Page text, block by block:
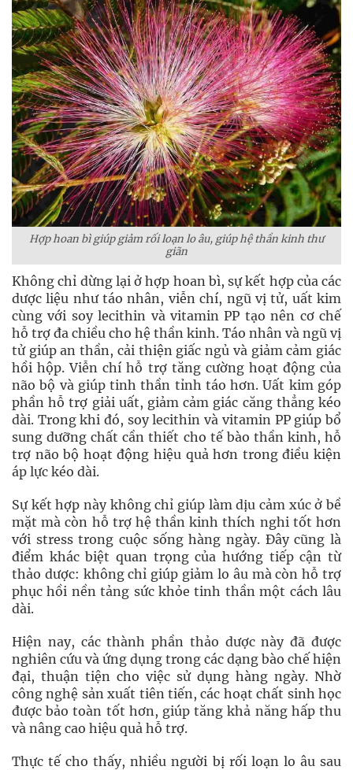
Hợp hoan bì giúp giảm rối loạn lo âu, giúp hệ thần kinh thư
giãn
Không chỉ dừng lại ở hợp hoan bì, sự kết hợp của các
dược liệu như táo nhân, viễn chí, ngũ vị tử, uất kim
cùng với soy lecithin và vitamin PP tạo nên cơ chế
hỗ trợ đa chiều cho hệ thần kinh. Táo nhân và ngũ vị
tử giúp an thần, cải thiện giấc ngủ và giảm cảm giác
hồi hộp. Viễn chí hỗ trợ tăng cường hoạt động của
não bộ và giúp tinh thần tỉnh táo hơn. Uất kim góp
phần hỗ trợ giải uất, giảm cảm giác căng thẳng kéo
dài. Trong khi đó, soy lecithin và vitamin PP giúp bổ
sung dưỡng chất cần thiết cho tế bào thần kinh, hỗ
trợ não bộ hoạt động hiệu quả hơn trong điều kiện
áp lực kéo dài.
Sự kết hợp này không chỉ giúp làm dịu cảm xúc ở bề
mặt mà còn hỗ trợ hệ thần kinh thích nghi tốt hơn
với stress trong cuộc sống hàng ngày. Đây cũng là
điểm khác biệt quan trọng của hướng tiếp cận từ
thảo dược: không chỉ giúp giảm lo âu mà còn hỗ trợ
phục hồi nền tảng sức khỏe tinh thần một cách lâu
dài.
Hiện nay, các thành phần thảo dược này đã được
nghiên cứu và ứng dụng trong các dạng bào chế hiện
đại, thuận tiện cho việc sử dụng hàng ngày. Nhờ
công nghệ sản xuất tiên tiến, các hoạt chất sinh học
được bảo toàn tốt hơn, giúp tăng khả năng hấp thu
và nâng cao hiệu quả hỗ trợ.
Thực tế cho thấy, nhiều người bị rối loạn lo âu sau